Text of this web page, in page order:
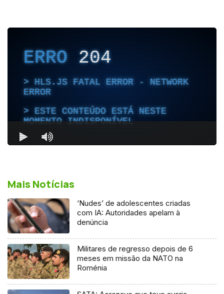
Mais Notícias
‘Nudes’ de adolescentes criadas
com IA: Autoridades apelam à
denúncia
Militares de regresso depois de 6
meses em missão da NATO na
Roménia